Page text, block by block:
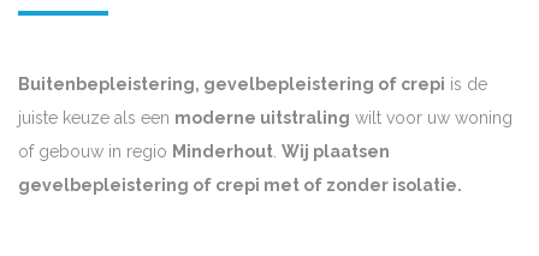
Buitenbepleistering, gevelbepleistering of crepi is de
juiste keuze als een moderne uitstraling wilt voor uw woning
of gebouw in regio Minderhout. Wij plaatsen
gevelbepleistering of crepi met of zonder isolatie.